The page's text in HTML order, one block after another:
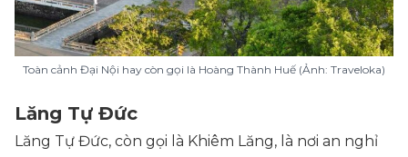
Toàn cảnh Đại Nội hay còn gọi là Hoàng Thành Huế (Ảnh: Traveloka)
Lăng Tự Đức
Lăng Tự Đức, còn gọi là Khiêm Lăng, là nơi an nghỉ